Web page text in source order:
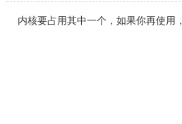
内核要占用其中一个，如果你再使用